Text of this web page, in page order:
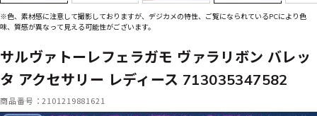
※色、素材感に注意して撮影しておりますが、デジカメの特性、ご覧になられているPCにより色
味、質感が異なって見える可能性がございます。
サルヴァトーレフェラガモ ヴァラリボン バレッ
タ アクセサリー レディース 713035347582
商品番号：2101219881621